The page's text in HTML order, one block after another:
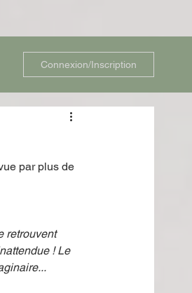
Connexion/Inscription
par plus de
retrouvent
! Le